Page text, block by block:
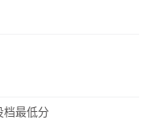
最低分